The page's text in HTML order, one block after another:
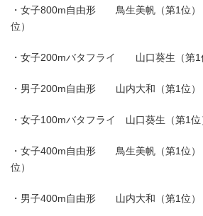
・女子800m自由形 鳥生美帆（第1
位）
・女子200mバタフライ 山口葵生（第1
・男子200m自由形 山内大和（第1位）
・女子100mバタフライ 山口葵生（第1位
・女子400m自由形 鳥生美帆（第1
位）
・男子400m自由形 山内大和（第1位）